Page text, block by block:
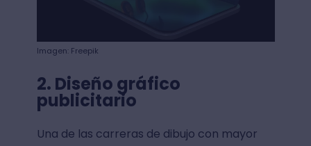
Imagen: Freepik
2. Diseño gráfico
publicitario
Una de las carreras de dibujo con mayor